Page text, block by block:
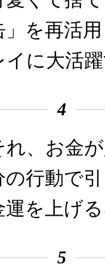
」を再活
イに大活
4
れ、お金
の行動で
運を上げ
5